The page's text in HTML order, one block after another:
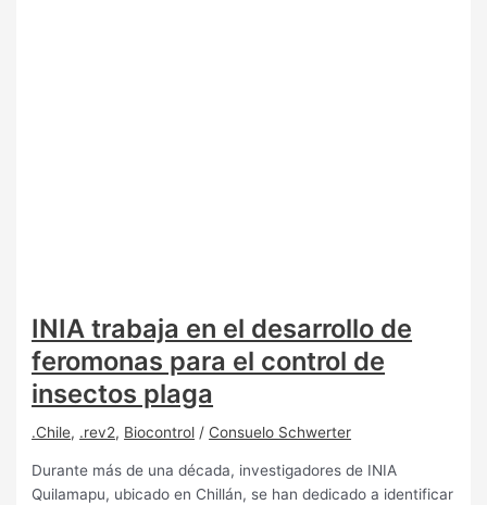
INIA trabaja en el desarrollo de
feromonas para el control de
insectos plaga
.Chile, .rev2, Biocontrol / Consuelo Schwerter
Durante más de una década, investigadores de INIA
Quilamapu, ubicado en Chillán, se han dedicado a identificar